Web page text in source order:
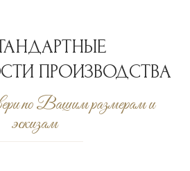
ПРОИЗВОДСТВА
по Вашим размерам и
эскизам